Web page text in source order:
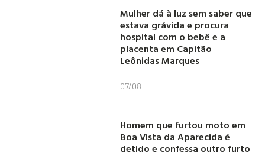
Mulher dá à luz sem saber que
estava grávida e procura
hospital com o bebê e a
placenta em Capitão
Leônidas Marques
07/08
Homem que furtou moto em
Boa Vista da Aparecida é
detido e confessa outro furto